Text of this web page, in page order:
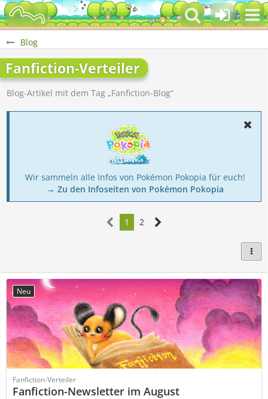
Blog
Fanfiction-Verteiler
Blog-Artikel mit dem Tag „Fanfiction-Blog“
Wir sammeln alle Infos von Pokémon Pokopia für euch!
→ Zu den Infoseiten von Pokémon Pokopia
1 2
Neu
Fanfiction-Verteiler
Fanfiction-Newsletter im August